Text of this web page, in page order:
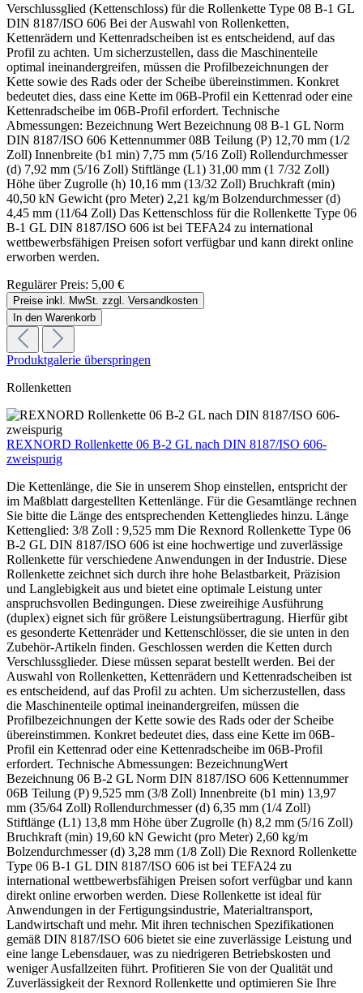
Verschlussglied (Kettenschloss) für die Rollenkette Type 08 B-1 GL
DIN 8187/ISO 606 Bei der Auswahl von Rollenketten,
Kettenrädern und Kettenradscheiben ist es entscheidend, auf das
Profil zu achten. Um sicherzustellen, dass die Maschinenteile
optimal ineinandergreifen, müssen die Profilbezeichnungen der
Kette sowie des Rads oder der Scheibe übereinstimmen. Konkret
bedeutet dies, dass eine Kette im 06B-Profil ein Kettenrad oder eine
Kettenradscheibe im 06B-Profil erfordert. Technische
Abmessungen: Bezeichnung Wert Bezeichnung 08 B-1 GL Norm
DIN 8187/ISO 606 Kettennummer 08B Teilung (P) 12,70 mm (1/2
Zoll) Innenbreite (b1 min) 7,75 mm (5/16 Zoll) Rollendurchmesser
(d) 7,92 mm (5/16 Zoll) Stiftlänge (L1) 31,00 mm (1 7/32 Zoll)
Höhe über Zugrolle (h) 10,16 mm (13/32 Zoll) Bruchkraft (min)
40,50 kN Gewicht (pro Meter) 2,21 kg/m Bolzendurchmesser (d)
4,45 mm (11/64 Zoll) Das Kettenschloss für die Rollenkette Type 06
B-1 GL DIN 8187/ISO 606 ist bei TEFA24 zu international
wettbewerbsfähigen Preisen sofort verfügbar und kann direkt online
erworben werden.
Regulärer Preis: 5,00 €
Preise inkl. MwSt. zzgl. Versandkosten
In den Warenkorb
Produktgalerie überspringen
Rollenketten
REXNORD Rollenkette 06 B-2 GL nach DIN 8187/ISO 606-
zweispurig
Die Kettenlänge, die Sie in unserem Shop einstellen, entspricht der
im Maßblatt dargestellten Kettenlänge. Für die Gesamtlänge rechnen
Sie bitte die Länge des entsprechenden Kettengliedes hinzu. Länge
Kettenglied: 3/8 Zoll : 9,525 mm Die Rexnord Rollenkette Type 06
B-2 GL DIN 8187/ISO 606 ist eine hochwertige und zuverlässige
Rollenkette für verschiedene Anwendungen in der Industrie. Diese
Rollenkette zeichnet sich durch ihre hohe Belastbarkeit, Präzision
und Langlebigkeit aus und bietet eine optimale Leistung unter
anspruchsvollen Bedingungen. Diese zweireihige Ausführung
(duplex) eignet sich für größere Leistungsübertragung. Hierfür gibt
es gesonderte Kettenräder und Kettenschlösser, die sie unten in den
Zubehör-Artikeln finden. Geschlossen werden die Ketten durch
Verschlussglieder. Diese müssen separat bestellt werden. Bei der
Auswahl von Rollenketten, Kettenrädern und Kettenradscheiben ist
es entscheidend, auf das Profil zu achten. Um sicherzustellen, dass
die Maschinenteile optimal ineinandergreifen, müssen die
Profilbezeichnungen der Kette sowie des Rads oder der Scheibe
übereinstimmen. Konkret bedeutet dies, dass eine Kette im 06B-
Profil ein Kettenrad oder eine Kettenradscheibe im 06B-Profil
erfordert. Technische Abmessungen: BezeichnungWert
Bezeichnung 06 B-2 GL Norm DIN 8187/ISO 606 Kettennummer
06B Teilung (P) 9,525 mm (3/8 Zoll) Innenbreite (b1 min) 13,97
mm (35/64 Zoll) Rollendurchmesser (d) 6,35 mm (1/4 Zoll)
Stiftlänge (L1) 13,8 mm Höhe über Zugrolle (h) 8,2 mm (5/16 Zoll)
Bruchkraft (min) 19,60 kN Gewicht (pro Meter) 2,60 kg/m
Bolzendurchmesser (d) 3,28 mm (1/8 Zoll) Die Rexnord Rollenkette
Type 06 B-1 GL DIN 8187/ISO 606 ist bei TEFA24 zu
international wettbewerbsfähigen Preisen sofort verfügbar und kann
direkt online erworben werden. Diese Rollenkette ist ideal für
Anwendungen in der Fertigungsindustrie, Materialtransport,
Landwirtschaft und mehr. Mit ihren technischen Spezifikationen
gemäß DIN 8187/ISO 606 bietet sie eine zuverlässige Leistung und
eine lange Lebensdauer, was zu niedrigeren Betriebskosten und
weniger Ausfallzeiten führt. Profitieren Sie von der Qualität und
Zuverlässigkeit der Rexnord Rollenkette und optimieren Sie Ihre